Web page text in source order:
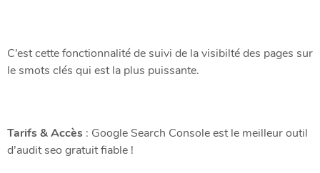
C’est cette fonctionnalité de suivi de la visibilté des pages sur
le smots clés qui est la plus puissante.
Tarifs & Accès : Google Search Console est le meilleur outil
d’audit seo gratuit fiable !